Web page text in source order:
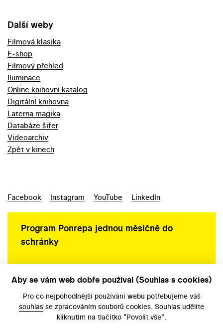
Další weby
Filmová klasika
E-shop
Filmový přehled
Iluminace
Online knihovní katalog
Digitální knihovna
Laterna magika
Databáze šifer
Videoarchiv
Zpět v kinech
Facebook Instagram YouTube LinkedIn
Program Ponrepa jednou měsíčně do
schránky
Aby se vám web dobře používal (Souhlas s cookies)
Pro co nejpohodlnější používání webu potřebujeme váš
souhlas se zpracováním souborů cookies. Souhlas udělíte
kliknutím na tlačítko "Povolit vše".